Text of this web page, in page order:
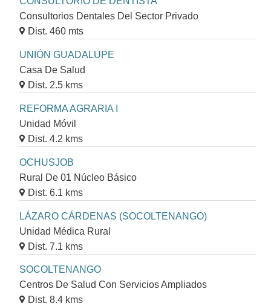
Consultorios Dentales Del Sector Privado
Dist. 460 mts
UNIÓN GUADALUPE
Casa De Salud
Dist. 2.5 kms
REFORMA AGRARIA I
Unidad Móvil
Dist. 4.2 kms
OCHUSJOB
Rural De 01 Núcleo Básico
Dist. 6.1 kms
LÁZARO CÁRDENAS (SOCOLTENANGO)
Unidad Médica Rural
Dist. 7.1 kms
SOCOLTENANGO
Centros De Salud Con Servicios Ampliados
Dist. 8.4 kms